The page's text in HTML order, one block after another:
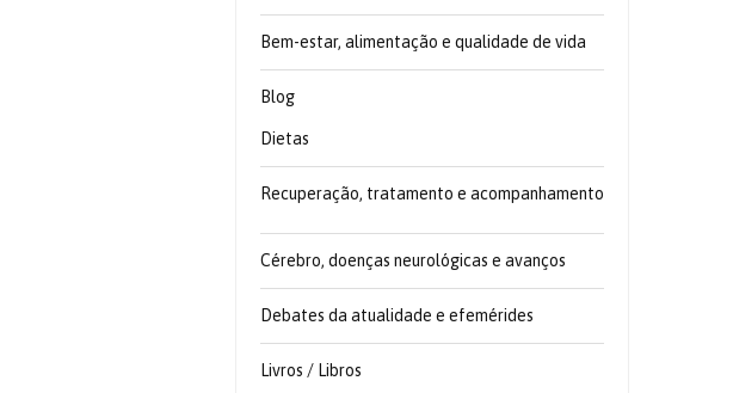
Bem-estar, alimentação e qualidade de vida
Blog
Dietas
Recuperação, tratamento e acompanhamento
Cérebro, doenças neurológicas e avanços
Debates da atualidade e efemérides
Livros / Libros